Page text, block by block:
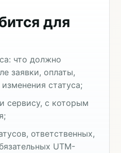
для
что должно
заявки, оплаты,
статуса;
сервису, с которым
ответственных,
UTM-